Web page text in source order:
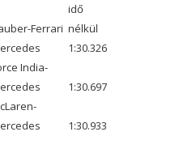
Ferrari
idő
nélkül
1:30.326
India-
1:30.697
1:30.933